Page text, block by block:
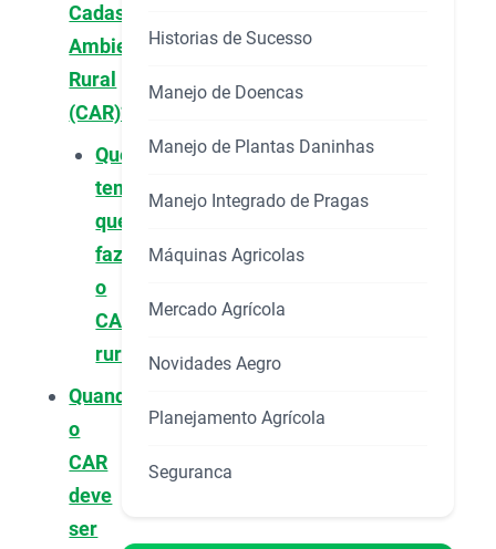
Cadastro
Ambiental
Rural
(CAR)?
Quem
tem
que
fazer
o
CAR
rural?
Quando
o
CAR
deve
ser
Historias de Sucesso
Manejo de Doencas
Manejo de Plantas Daninhas
Manejo Integrado de Pragas
Máquinas Agricolas
Mercado Agrícola
Novidades Aegro
Planejamento Agrícola
Seguranca